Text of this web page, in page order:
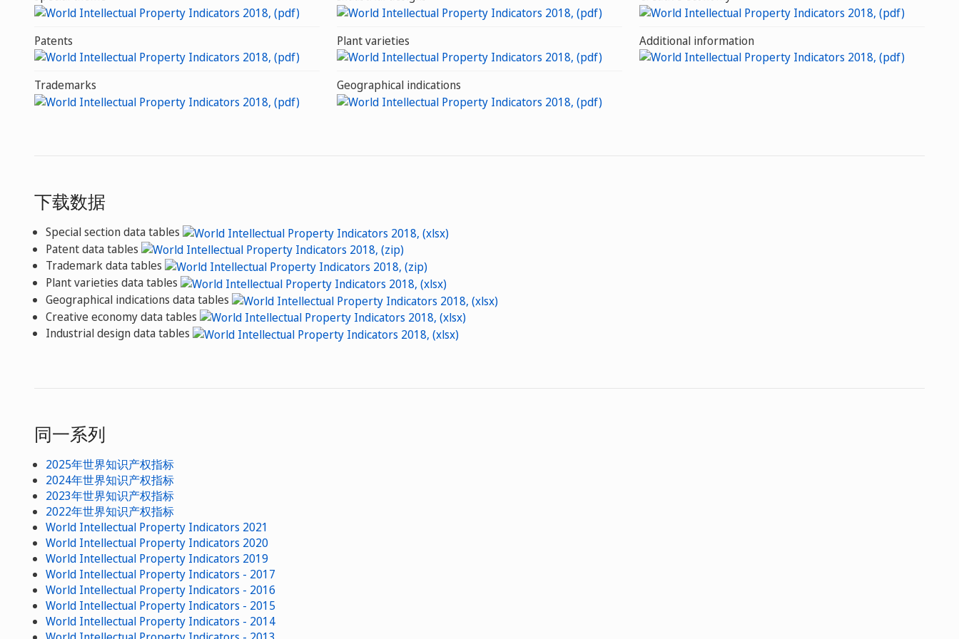
Patents
Trademarks
Plant varieties
Geographical indications
Additional information
下载数据
Special section data tables
Patent data tables
Trademark data tables
Plant varieties data tables
Geographical indications data tables
Creative economy data tables
Industrial design data tables
同一系列
2025年世界知识产权指标
2024年世界知识产权指标
2023年世界知识产权指标
2022年世界知识产权指标
World Intellectual Property Indicators 2021
World Intellectual Property Indicators 2020
World Intellectual Property Indicators 2019
World Intellectual Property Indicators - 2017
World Intellectual Property Indicators - 2016
World Intellectual Property Indicators - 2015
World Intellectual Property Indicators - 2014